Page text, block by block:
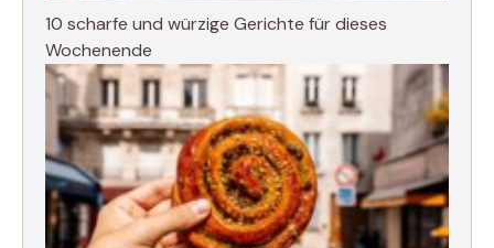
10 scharfe und würzige Gerichte für dieses
Wochenende